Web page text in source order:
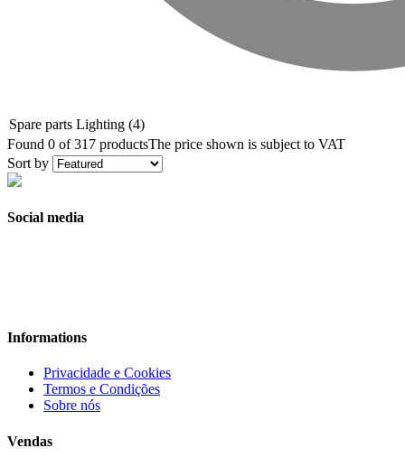
Spare parts Lighting (4)
Found 0 of 317 productsThe price shown is subject to VAT
Sort by
Social media
Informations
Privacidade e Cookies
Termos e Condições
Sobre nós
Vendas